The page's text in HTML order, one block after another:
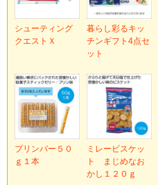
シューティング
クエストＸ
暮らし彩るキッ
チンギフト4点セ
ット
プリンバー５０
ｇ１本
ミレービスケッ
ト まじめなお
かし１２０ｇ